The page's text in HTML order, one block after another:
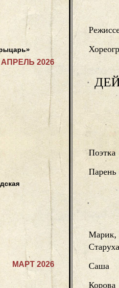
Поэтка
Парень
Марик,
Саша
Корова
АПРЕЛЬ 2026
МАРТ 2026